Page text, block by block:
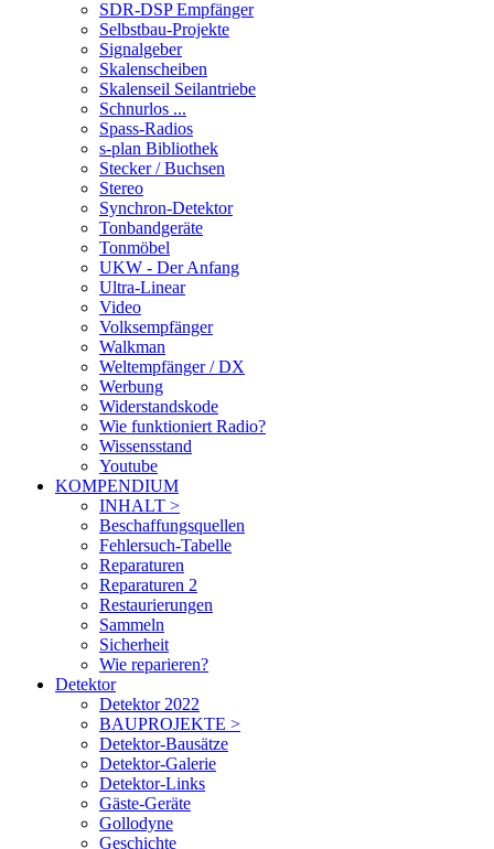
SDR-DSP Empfänger
Selbstbau-Projekte
Signalgeber
Skalenscheiben
Skalenseil Seilantriebe
Schnurlos ...
Spass-Radios
s-plan Bibliothek
Stecker / Buchsen
Stereo
Synchron-Detektor
Tonbandgeräte
Tonmöbel
UKW - Der Anfang
Ultra-Linear
Video
Volksempfänger
Walkman
Weltempfänger / DX
Werbung
Widerstandskode
Wie funktioniert Radio?
Wissensstand
Youtube
KOMPENDIUM
INHALT >
Beschaffungsquellen
Fehlersuch-Tabelle
Reparaturen
Reparaturen 2
Restaurierungen
Sammeln
Sicherheit
Wie reparieren?
Detektor
Detektor 2022
BAUPROJEKTE >
Detektor-Bausätze
Detektor-Galerie
Detektor-Links
Gäste-Geräte
Gollodyne
Geschichte